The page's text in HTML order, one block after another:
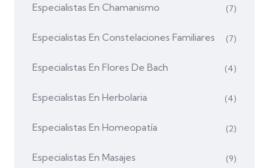
Especialistas En Chamanismo (7)
Especialistas En Constelaciones Familiares (7)
Especialistas En Flores De Bach (4)
Especialistas En Herbolaria (4)
Especialistas En Homeopatía (2)
Especialistas En Masajes (9)